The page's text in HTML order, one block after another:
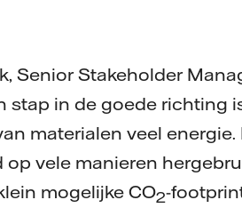
Senior Stakeholder
stap in de goede richting
materialen veel
op vele manieren
mogelijke CO2-